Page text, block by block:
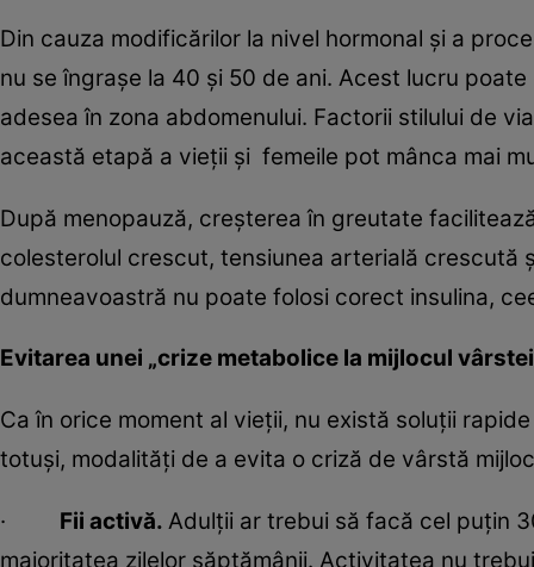
Din cauza modificărilor la nivel hormonal și a
nu se îngrașe la 40 și 50 de ani. Acest lucru
adesea în zona abdomenului. Factorii stilului de
această etapă a vieții și femeile pot mânca mai
După menopauză, creșterea în greutate
colesterolul crescut, tensiunea arterială crescută
dumneavoastră nu poate folosi corect insulina,
Evitarea unei „crize metabolice la mijlocul
Ca în orice moment al vieții, nu există soluții
totuși, modalități de a evita o criză de vârstă
· Fii activă. Adulții ar trebui să facă cel puțin
majoritatea zilelor săptămânii. Activitatea nu